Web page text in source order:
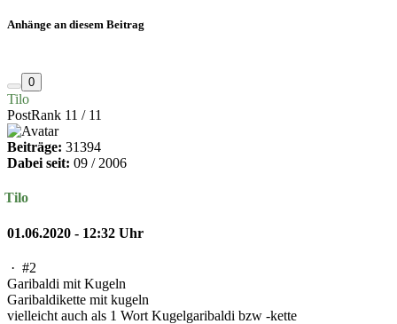
Anhänge an diesem Beitrag
0
Tilo
PostRank 11 / 11
Beiträge: 31394
Dabei seit: 09 / 2006
Tilo
01.06.2020 - 12:32 Uhr
· #2
Garibaldi mit Kugeln
Garibaldikette mit kugeln
vielleicht auch als 1 Wort Kugelgaribaldi bzw -kette